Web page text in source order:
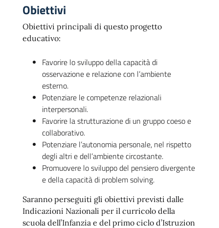
Obiettivi
Obiettivi principali di questo progetto
educativo:
Favorire lo sviluppo della capacità di
osservazione e relazione con l’ambiente
esterno.
Potenziare le competenze relazionali
interpersonali.
Favorire la strutturazione di un gruppo coeso e
collaborativo.
Potenziare l’autonomia personale, nel rispetto
degli altri e dell’ambiente circostante.
Promuovere lo sviluppo del pensiero divergente
e della capacità di problem solving.
Saranno perseguiti gli obiettivi previsti dalle
Indicazioni Nazionali per il curricolo della
scuola dell’Infanzia e del primo ciclo d’Istruzion